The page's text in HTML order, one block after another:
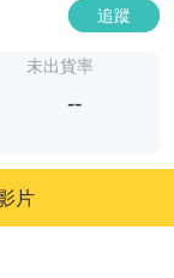
追蹤
未出貨率
--
片